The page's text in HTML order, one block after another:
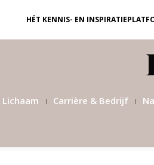
HÉT KENNIS- EN
Carrière & Bedrijf